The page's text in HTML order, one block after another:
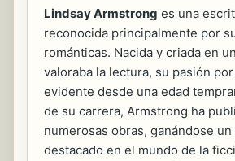
Lindsay Armstrong es una
reconocida principalmente por
románticas. Nacida y criada en
valoraba la lectura, su pasión
evidente desde una edad
de su carrera, Armstrong ha
numerosas obras, ganándose
destacado en el mundo de la